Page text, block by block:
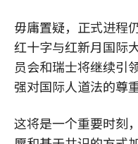
毋庸置疑，正式进程
红十字与红新月国际
员会和瑞士将继续引
强对国际人道法的尊重
这将是一个重要时刻